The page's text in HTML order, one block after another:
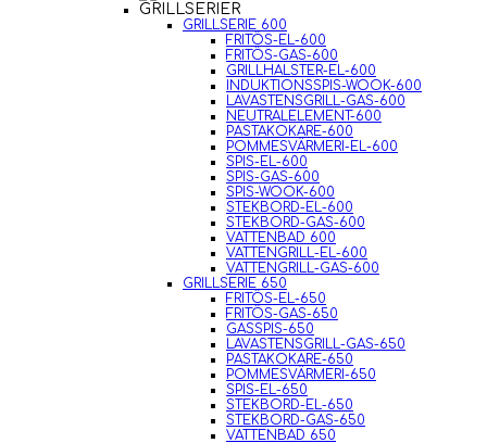
GRILLSERIER
GRILLSERIE 600
FRITÖS-EL-600
FRITÖS-GAS-600
GRILLHALSTER-EL-600
INDUKTIONSSPIS-WOOK-600
LAVASTENSGRILL-GAS-600
NEUTRALELEMENT-600
PASTAKOKARE-600
POMMESVÄRMERI-EL-600
SPIS-EL-600
SPIS-GAS-600
SPIS-WOOK-600
STEKBORD-EL-600
STEKBORD-GAS-600
VATTENBAD 600
VATTENGRILL-EL-600
VATTENGRILL-GAS-600
GRILLSERIE 650
FRITÖS-EL-650
FRITÖS-GAS-650
GASSPIS-650
LAVASTENSGRILL-GAS-650
PASTAKOKARE-650
POMMESVÄRMERI-650
SPIS-EL-650
STEKBORD-EL-650
STEKBORD-GAS-650
VATTENBAD 650